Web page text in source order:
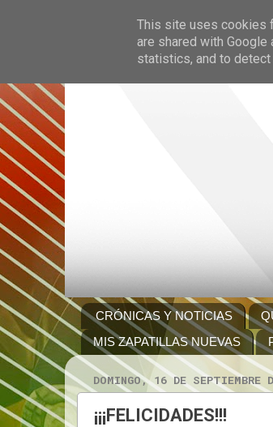
CRÓNICAS Y NOTICIAS
MIS ZAPATILLAS NUEVAS
DOMINGO, 16 DE SEPTIEMBRE
¡¡¡FELICIDADES!!!
This site uses cookies
are shared with
statistics, and to